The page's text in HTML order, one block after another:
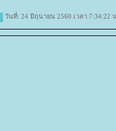
วันที่: 24 มิถุนายน 2560 เวลา:7:34:22